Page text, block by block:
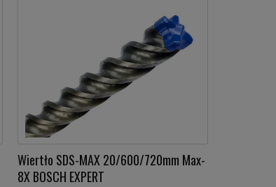
Wiertło SDS-MAX 20/600/720mm Max-
8X BOSCH EXPERT